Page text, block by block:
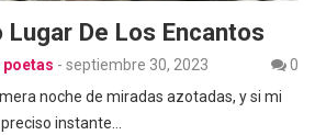
Lugar De Los Encantos
poetas - septiembre 30, 2023
0
noche de miradas azotadas, y si mi
instante…